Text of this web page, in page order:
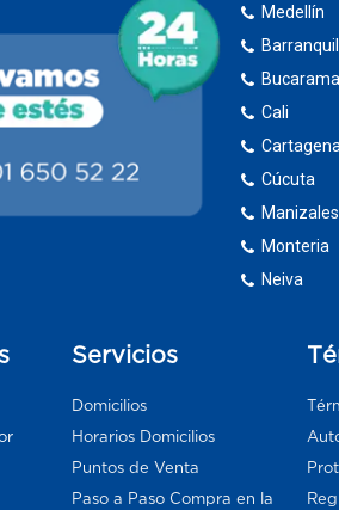
Medellín
Cali
Cartagena
Cúcuta
Manizales
Monteria
Neiva
Servicios
Domicilios
Horarios Domicilios
Puntos de Venta
Paso a Paso Compra en la